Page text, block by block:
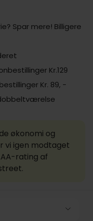
Spar mere! Billigere
Kr.129
Kr. 89, -
økonomi og
vi igen modtaget
rating af